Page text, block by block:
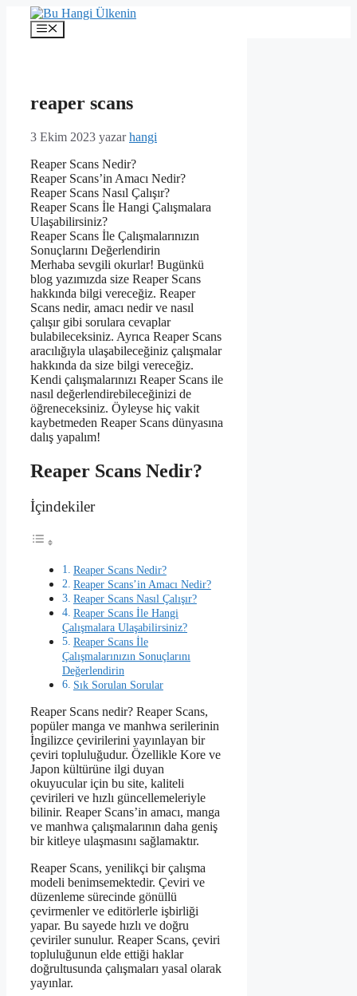
İçeriğe
Menü
reaper scans
3 Ekim 2023 yazarhangi
Reaper Scans Nedir?
Reaper Scans’in Amacı Nedir?
Reaper Scans Nasıl Çalışır?
Reaper Scans İle Hangi Çalışmalara
Ulaşabilirsiniz?
Reaper Scans İle Çalışmalarınızın
Sonuçlarını Değerlendirin
Merhaba sevgili okurlar! Bugünkü
blog yazımızda size Reaper Scans
hakkında bilgi vereceğiz. Reaper
Scans nedir, amacı nedir ve nasıl
çalışır gibi sorulara cevaplar
bulabileceksiniz. Ayrıca Reaper Scans
aracılığıyla ulaşabileceğiniz çalışmalar
hakkında da size bilgi vereceğiz.
Kendi çalışmalarınızı Reaper Scans ile
nasıl değerlendirebileceğinizi de
öğreneceksiniz. Öyleyse hiç vakit
kaybetmeden Reaper Scans dünyasına
dalış yapalım!
Reaper Scans Nedir?
İçindekiler
Reaper Scans Nedir?
Reaper Scans’in Amacı Nedir?
Reaper Scans Nasıl Çalışır?
Reaper Scans İle Hangi
Çalışmalara Ulaşabilirsiniz?
Reaper Scans İle
Çalışmalarınızın Sonuçlarını
Değerlendirin
Sık Sorulan Sorular
Reaper Scans nedir? Reaper Scans,
popüler manga ve manhwa serilerinin
İngilizce çevirilerini yayınlayan bir
çeviri topluluğudur. Özellikle Kore ve
Japon kültürüne ilgi duyan
okuyucular için bu site, kaliteli
çevirileri ve hızlı güncellemeleriyle
bilinir. Reaper Scans’in amacı, manga
ve manhwa çalışmalarının daha geniş
bir kitleye ulaşmasını sağlamaktır.
Reaper Scans, yenilikçi bir çalışma
modeli benimsemektedir. Çeviri ve
düzenleme sürecinde gönüllü
çevirmenler ve editörlerle işbirliği
yapar. Bu sayede hızlı ve doğru
çeviriler sunulur. Reaper Scans, çeviri
topluluğunun elde ettiği haklar
doğrultusunda çalışmaları yasal olarak
yayınlar.